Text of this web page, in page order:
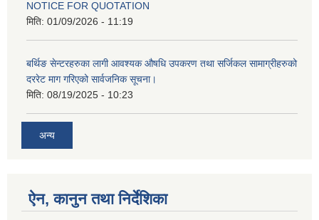
NOTICE FOR QUOTATION
मिति: 01/09/2026 - 11:19
बर्थिङ सेन्टरहरुका लागी आवश्यक औषधि उपकरण तथा सर्जिकल सामाग्रीहरुको
दररेट माग गरिएको सार्वजनिक सूचना।
मिति: 08/19/2025 - 10:23
अन्य
ऐन, कानुन तथा निर्देशिका